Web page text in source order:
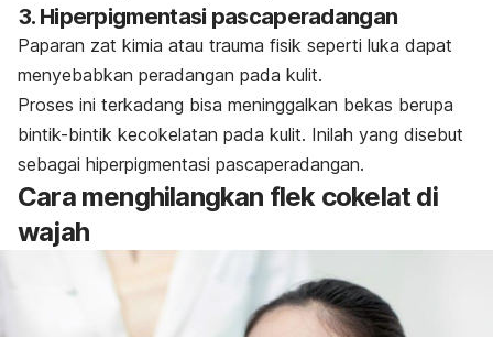
3. Hiperpigmentasi pascaperadangan
Paparan zat kimia atau trauma fisik seperti luka dapat
menyebabkan peradangan pada kulit.
Proses ini terkadang bisa meninggalkan bekas berupa
bintik-bintik kecokelatan pada kulit. Inilah yang disebut
sebagai hiperpigmentasi pascaperadangan.
Cara menghilangkan flek cokelat di
wajah